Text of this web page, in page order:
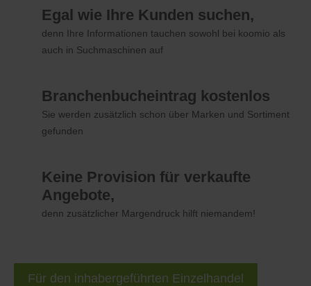
Egal wie Ihre Kunden suchen,
denn Ihre Informationen tauchen sowohl bei koomio als
auch in Suchmaschinen auf
Branchenbucheintrag kostenlos
Sie werden zusätzlich schon über Marken und Sortiment
gefunden
Keine Provision für verkaufte
Angebote,
denn zusätzlicher Margendruck hilft niemandem!
Für den inhabergeführten Einzelhandel